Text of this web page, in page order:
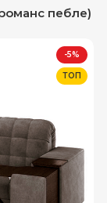
пебле)
-5%
ТОП